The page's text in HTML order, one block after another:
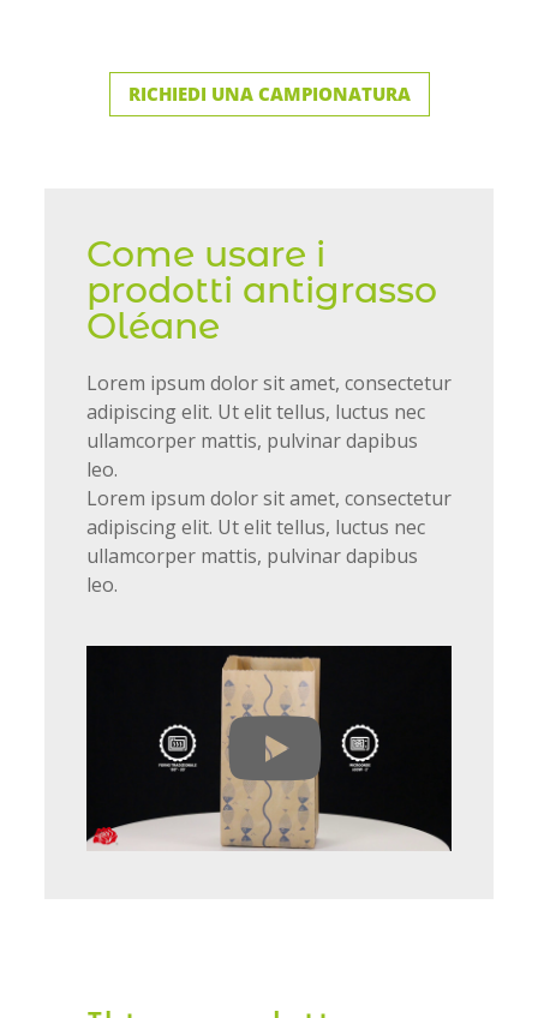
RICHIEDI UNA CAMPIONATURA
Come usare i
prodotti antigrasso
Oléane
Lorem ipsum dolor sit amet, consectetur
adipiscing elit. Ut elit tellus, luctus nec
ullamcorper mattis, pulvinar dapibus
leo.
Lorem ipsum dolor sit amet, consectetur
adipiscing elit. Ut elit tellus, luctus nec
ullamcorper mattis, pulvinar dapibus
leo.